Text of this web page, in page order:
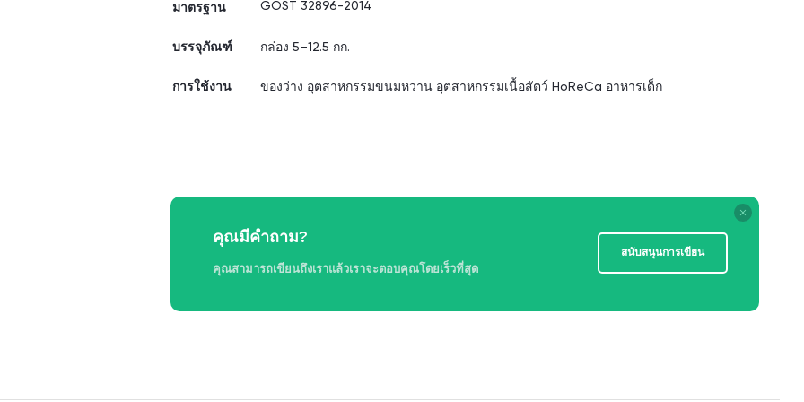
มาตรฐาน GOST 32896-2014
บรรจุภัณฑ์ กล่อง 5–12.5 กก.
การใช้งาน ของว่าง อุตสาหกรรมขนมหวาน อุตสาหกรรมเนื้อสัตว์ HoReCa อาหารเด็ก
คุณมีคำถาม?
คุณสามารถเขียนถึงเราแล้วเราจะตอบคุณโดยเร็วที่สุด
สนับสนุนการเขียน